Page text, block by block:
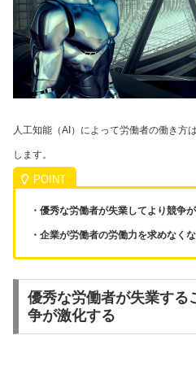
人工知能（AI）によって労働者の働き方
します。
・優秀な労働者が失業してより競争が
・企業が労働者の労働力を求めなくな
優秀な労働者が失業する
争が激化する